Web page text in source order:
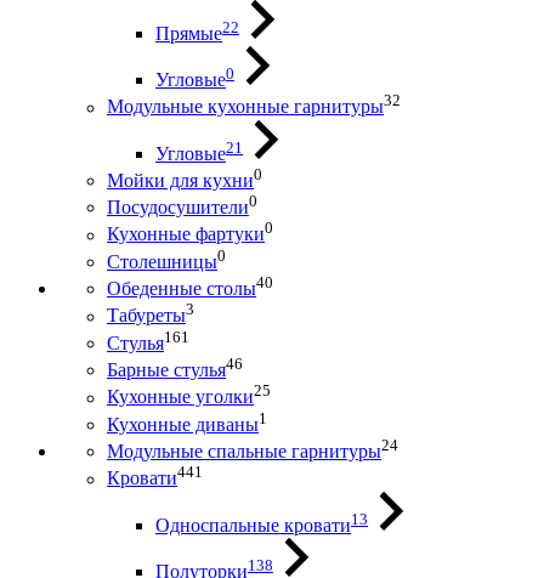
Прямые22
Угловые0
Модульные кухонные гарнитуры32
Угловые21
Мойки для кухни0
Посудосушители0
Кухонные фартуки0
Столешницы0
Обеденные столы40
Табуреты3
Стулья161
Барные стулья46
Кухонные уголки25
Кухонные диваны1
Модульные спальные гарнитуры24
Кровати441
Односпальные кровати13
Полуторки138